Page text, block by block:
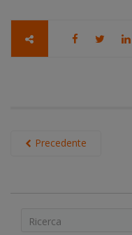
Precedente